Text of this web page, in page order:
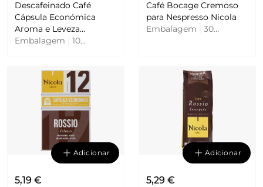
Descafeinado Café
Cápsula Económica
Aroma e Leveza
Intensidade 7 Nicola
Embalagem
10
Café Bocage Cremoso
para Nespresso Nicola
Embalagem
30
Adicionar
5,19 €
Adicionar
5,29 €